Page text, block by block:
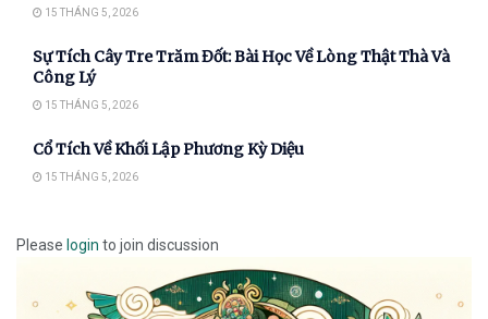
15 THÁNG 5, 2026
Sự Tích Cây Tre Trăm Đốt: Bài Học Về Lòng Thật Thà Và
Công Lý
15 THÁNG 5, 2026
Cổ Tích Về Khối Lập Phương Kỳ Diệu
15 THÁNG 5, 2026
Please login to join discussion